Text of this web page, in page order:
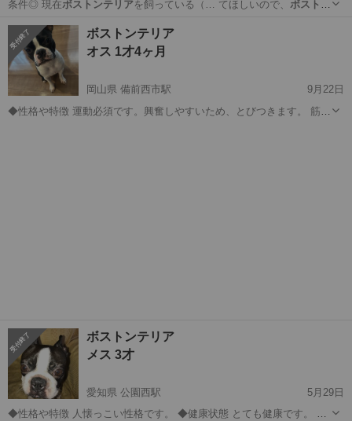
条件◎ 現在ボストンテリアを飼っている（… てほしいので、 ボストン
福岡 福岡市
ボストンテリア
オス 1才4ヶ月
岡山県 備前西市駅
9月22日
◆性格や特徴 運動必須です。興奮しやすいため、とびつきます。 筋肉
ボストンテリア
メス 3才
愛知県 公園西駅
5月29日
◆性格や特徴 人懐っこい性格です。 ◆健康状態 とても健康です。 ◆